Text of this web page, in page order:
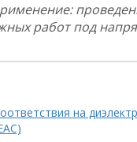
работ под
на